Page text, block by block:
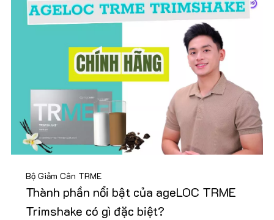
Bộ Giảm Cân TRME
Thành phần nổi bật của ageLOC TRME
Trimshake có gì đặc biệt?